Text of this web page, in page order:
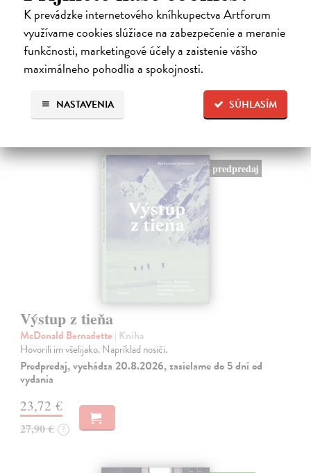
K prevádzke internetového kníhkupectva Artforum
využívame cookies slúžiace na zabezpečenie a meranie
funkčnosti, marketingové účely a zaistenie vášho
maximálneho pohodlia a spokojnosti.
SÚHLASÍM
NASTAVENIA
dejín. Kniha 10 omylov, ktoré zmenili dejiny prináša vtipný a
osviežujúci výber neúmyselných pochybení, ktorým sa to podarilo –
raz to bol…
Na sklade ?
17,01 €
17,90 € ?
predpredaj
Výstup z tieňa
McDonald Bernadette | Kniha
Hovorili im všelijako. Napríklad nosiči.
Predpredaj, vychádza 20.8.2026, zasielame do 5 dní od
vydania
23,72 €
27,90 € ?